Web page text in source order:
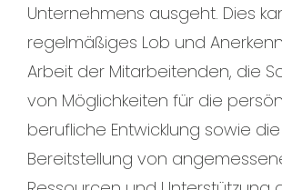
Unternehmens ausgeht. Dies
regelmäßiges Lob und
Arbeit der Mitarbeitenden, die
von Möglichkeiten für die
berufliche Entwicklung sowie die
Bereitstellung von